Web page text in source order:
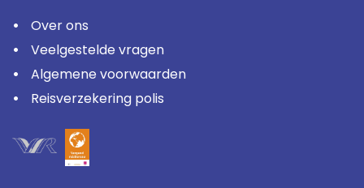
Over ons
Veelgestelde vragen
Algemene voorwaarden
Reisverzekering polis